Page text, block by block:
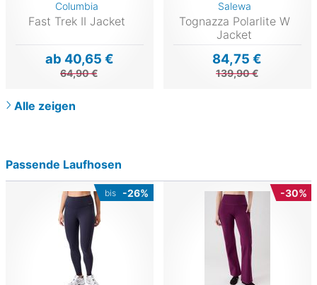
Columbia
Fast Trek II Jacket
ab 40,65 €
64,90 €
Salewa
Tognazza Polarlite W
Jacket
84,75 €
139,90 €
Alle zeigen
Passende Laufhosen
bis -26% -30%